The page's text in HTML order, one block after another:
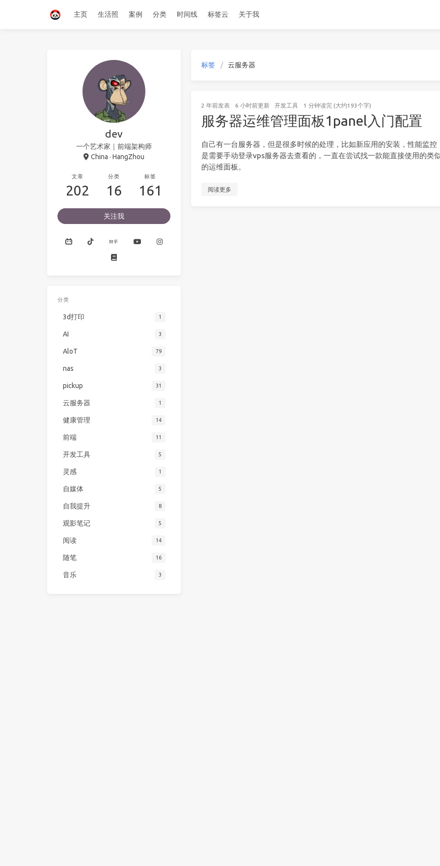
主页 生活照 案例 分类 时间线 标签云 关于我
标签 云服务器
2 年前发表 6 小时前更新 开发工具 1 分钟读完 (大约193个字)
服务器运维管理面板1panel入门配置
自己有一台服务器，但是很多时候的处理，比如新应用的安装，性能监控
是需要手动登录vps服务器去查看的，一直在尝试找一款能直接使用的类
的运维面板。
阅读更多
dev
一个艺术家｜前端架构师
China · HangZhou
文章
202
分类
16
标签
161
关注我
分类
3d打印 1
AI 3
AloT 79
nas 3
pickup 31
云服务器 1
健康管理 14
前端 11
开发工具 5
灵感 1
自媒体 5
自我提升 8
观影笔记 5
阅读 14
随笔 16
音乐 3